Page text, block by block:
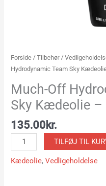
Forside /Tilbehør/
Hydrodynamic Team Sky
Much-Off
Sky Kædeolie –
135.00kr.
TILFØJ TIL
Kædeolie,Vedligeholdelse